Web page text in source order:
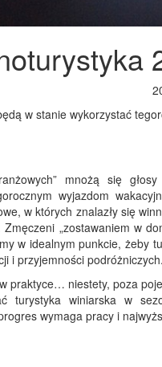
w stanie wykorzystać
mnożą się
wyjazdom
w których znalazły się
„zostawaniem w
w idealnym punkcie, żeby
i przyjemności podróżniczych.
praktyce… niestety, poza
turystyka winiarska w
wymaga pracy i